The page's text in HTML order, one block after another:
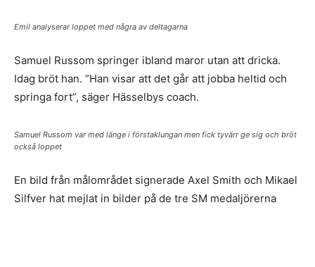
Emil analyserar loppet med några av deltagarna
Samuel Russom springer ibland maror utan att dricka.
Idag bröt han. ”Han visar att det går att jobba heltid och
springa fort”, säger Hässelbys coach.
Samuel Russom var med länge i förstaklungan men fick tyvärr ge sig och bröt
också loppet
En bild från målområdet signerade Axel Smith och Mikael
Silfver hat mejlat in bilder på de tre SM medaljörerna